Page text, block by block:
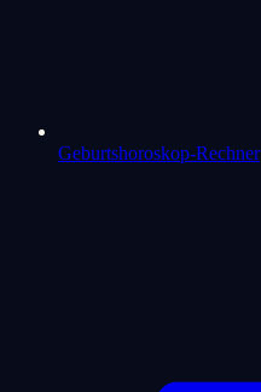
Geburtshoroskop-Rechner